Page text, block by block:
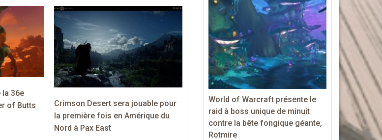
la 36e
of Butts
Crimson Desert sera jouable pour
la première fois en Amérique du
Nord à Pax East
World of Warcraft présente le
raid à boss unique de minuit
contre la bête fongique géante,
Rotmire